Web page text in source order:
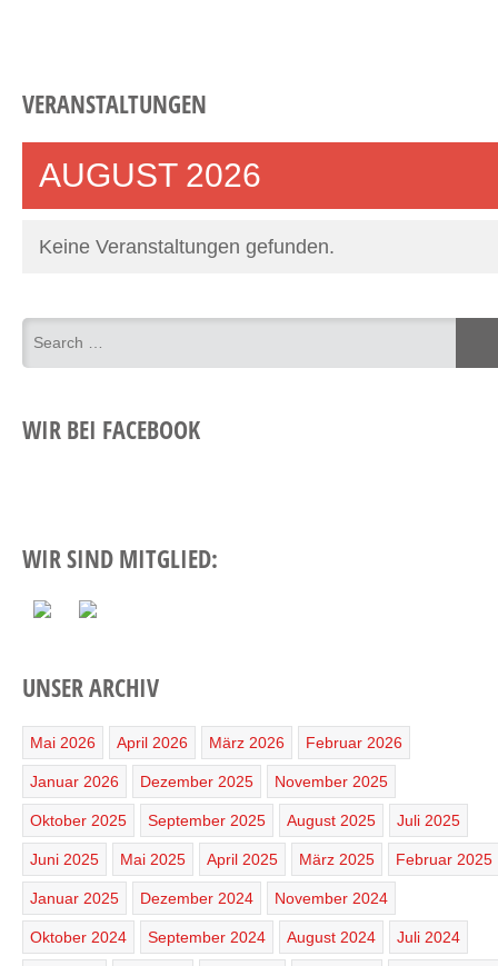
VERANSTALTUNGEN
AUGUST 2026
Keine Veranstaltungen gefunden.
WIR BEI FACEBOOK
WIR SIND MITGLIED:
UNSER ARCHIV
Mai 2026 April 2026 März 2026 Februar 2026
Januar 2026 Dezember 2025 November 2025
Oktober 2025 September 2025 August 2025 Juli 2025
Juni 2025 Mai 2025 April 2025 März 2025 Februar 2025
Januar 2025 Dezember 2024 November 2024
Oktober 2024 September 2024 August 2024 Juli 2024